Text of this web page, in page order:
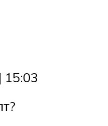
15:03